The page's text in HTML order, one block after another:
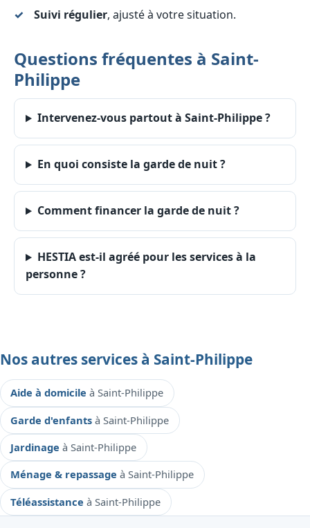
Suivi régulier, ajusté à votre situation.
Questions fréquentes à Saint-
Philippe
Intervenez-vous partout à Saint-Philippe ?
En quoi consiste la garde de nuit ?
Comment financer la garde de nuit ?
HESTIA est-il agréé pour les services à la
personne ?
Nos autres services à Saint-Philippe
Aide à domicileà Saint-Philippe
Garde d'enfantsà Saint-Philippe
Jardinageà Saint-Philippe
Ménage & repassageà Saint-Philippe
Téléassistanceà Saint-Philippe